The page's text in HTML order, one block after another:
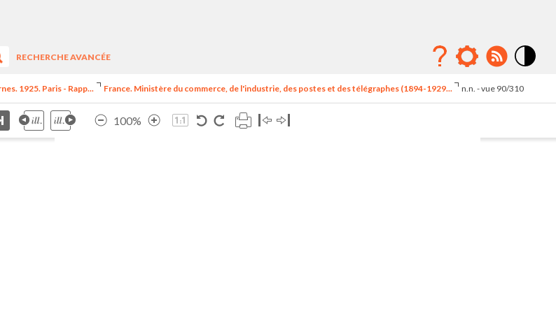
RECHERCHE AVANCÉE
élévé
1925. Paris - Rapp... France. Ministère du commerce, de l'industrie, des postes et des télégraphes (1894-1929... n.n. - vue 90/310
100%